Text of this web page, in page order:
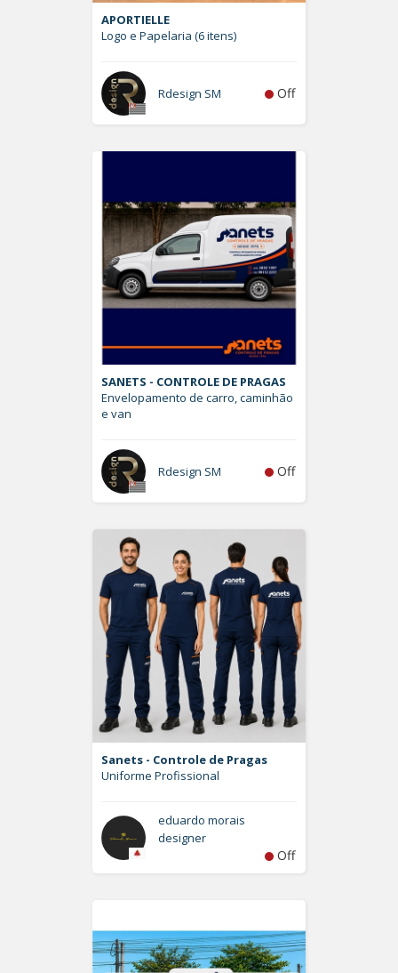
APORTIELLE
Logo e Papelaria (6 itens)
Rdesign SM Off
SANETS - CONTROLE DE PRAGAS
Envelopamento de carro, caminhão
e van
Rdesign SM Off
Sanets - Controle de Pragas
Uniforme Profissional
eduardo morais
designer
Off